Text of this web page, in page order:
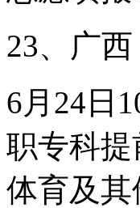
23、广西
6月24日
职专科
体育及